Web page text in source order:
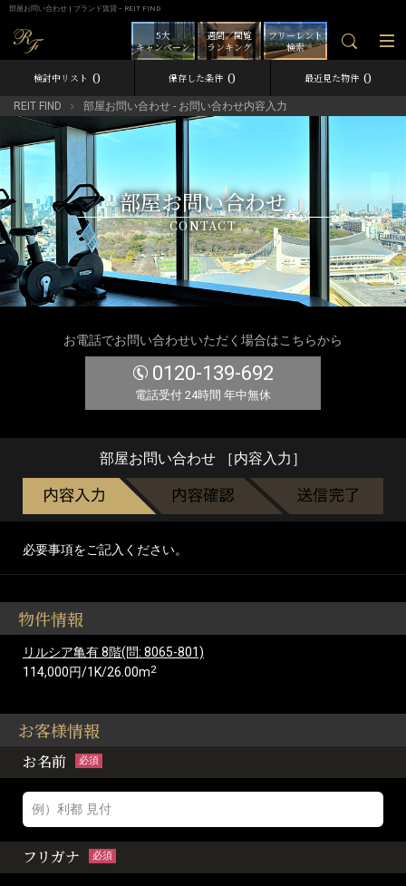
部屋お問い合わせ | ブランド賃貸－REIT FIND
フリーレント
検索
週間／閲覧
ランキング
5大
キャンペーン
検討中リスト 0 保存した条件 0 最近見た物件 0
REIT FIND 部屋お問い合わせ - お問い合わせ内容入力
部屋お問い合わせ
CONTACT
お電話でお問い合わせいただく場合はこちらから
0120-139-692
電話受付 24時間 年中無休
部屋お問い合わせ ［内容入力］
必要事項をご記入ください。
物件情報
リルシア亀有 8階(問: 8065-801)
114,000円/1K/26.00m2
お客様情報
お名前 必須
フリガナ 必須